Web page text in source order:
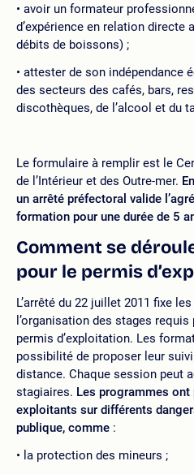
avoir un formateur
d’expérience en relation directe
débits de boissons) ;
attester de son indépendance
des secteurs des cafés, bars,
discothèques, de l’alcool et du
Le formulaire à remplir est le
de l’Intérieur et des Outre-mer.
un arrêté préfectoral valide
formation pour une durée de 5
Comment se
pour le permis
L’arrêté du 22 juillet 2011 fixe
l’organisation des stages
permis d’exploitation. Les
possibilité de proposer leur
distance. Chaque session peut
stagiaires. Les programmes ont
exploitants sur différents
publique, comme :
la protection des mineurs ;